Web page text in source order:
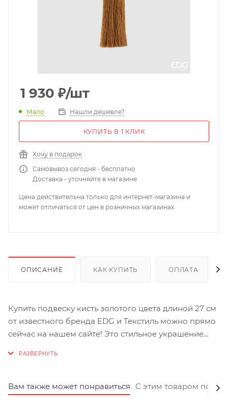
1 930 ₽/шт
Мало Нашли дешевле?
КУПИТЬ В 1 КЛИК
Хочу в подарок
Самовывоз сегодня - бесплатно
Доставка - уточняйте в магазине
Цена действительна только для интернет-магазина и
может отличаться от цен в розничных магазинах
ОПИСАНИЕ КАК КУПИТЬ ОПЛАТА
Купить подвеску кисть золотого цвета длиной 27 см
от известного бренда EDG и Текстиль можно прямо
сейчас на нашем сайте! Это стильное украшение
ее долговечность и сохранение первоначального
вида на протяжении всего срока службы. Золотой
Вам также может понравиться С этим товаром